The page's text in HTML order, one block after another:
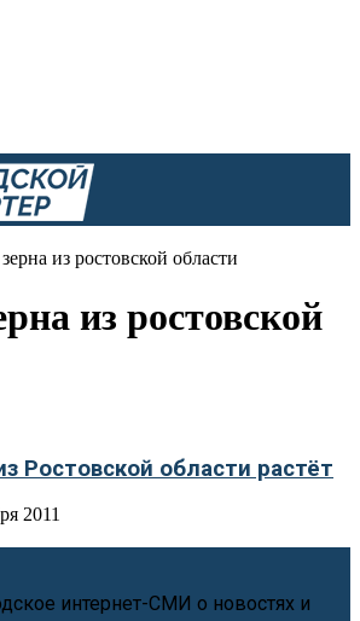
из ростовской области
из ростовской
Ростовской области растёт
2011
интернет-СМИ о новостях и